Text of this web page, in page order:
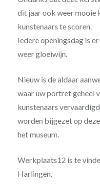
dit jaar ook weer mooie
kunstenaars te scoren.
Iedere openingsdag is
weer gloeiwijn.
Nieuw is de aldaar
waar uw portret geheel
kunstenaars
worden bijgezet op
het museum.
Werkplaats12 is te
Harlingen.